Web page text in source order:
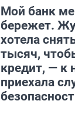
Мой банк
бережет.
хотела
тысяч,
кредит, — к
приехала